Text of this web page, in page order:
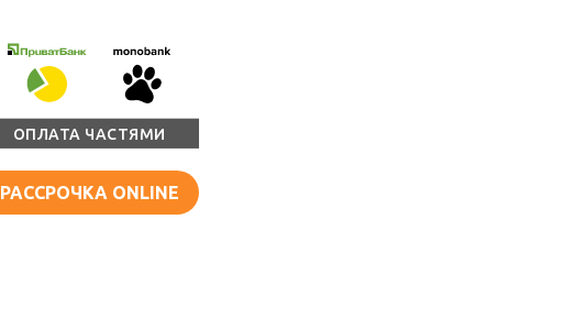
ОПЛАТА ЧАСТЯМИ
РАССРОЧКА ONLINE